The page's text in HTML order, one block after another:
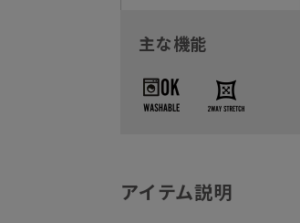
主な機能
アイテム説明